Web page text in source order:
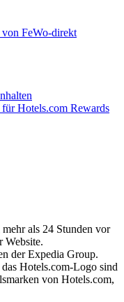
FeWo-direkt
Hotels.com Rewards
als 24 Stunden vor
Website.
der Expedia Group.
Hotels.com-Logo sind
von Hotels.com,